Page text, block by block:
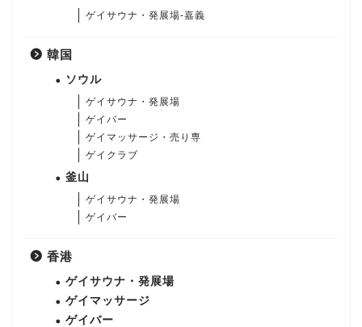
ゲイサウナ・発展場-嘉義
韓国
ソウル
ゲイサウナ・発展場
ゲイバー
ゲイマッサージ・売り専
ゲイクラブ
釜山
ゲイサウナ・発展場
ゲイバー
香港
ゲイサウナ・発展場
ゲイマッサージ
ゲイバー